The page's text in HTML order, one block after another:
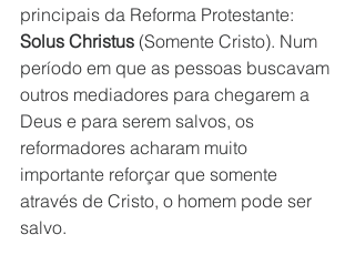
principais da Reforma Protestante:
Solus Christus (Somente Cristo). Num
período em que as pessoas buscavam
outros mediadores para chegarem a
Deus e para serem salvos, os
reformadores acharam muito
importante reforçar que somente
através de Cristo, o homem pode ser
salvo.